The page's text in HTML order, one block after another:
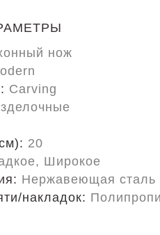
нож
Carving
20
Широкое
Нержавеющая сталь
накладок: